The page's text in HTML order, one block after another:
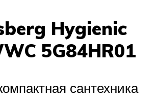
Hygienic
5G84HR01
сантехника